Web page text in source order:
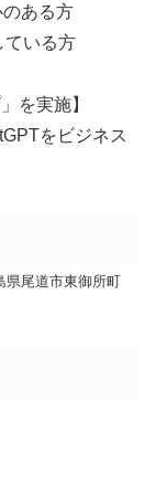
のある方
ている方
を実施】
をビジネス
県尾道市東御所町